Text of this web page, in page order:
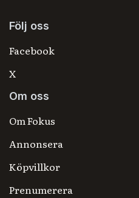
Följ oss
Facebook
X
Om oss
Om Fokus
Annonsera
Köpvillkor
Prenumerera